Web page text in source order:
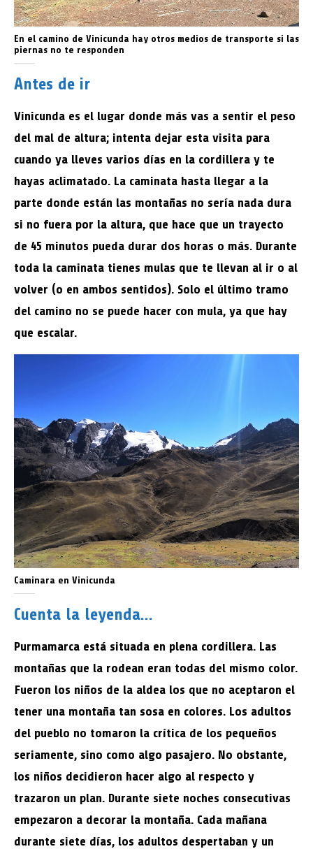
En el camino de Vinicunda hay otros medios de transporte si las
piernas no te responden
Antes de ir
Vinicunda es el lugar donde más vas a sentir el peso
del mal de altura; intenta dejar esta visita para
cuando ya lleves varios días en la cordillera y te
hayas aclimatado. La caminata hasta llegar a la
parte donde están las montañas no sería nada dura
si no fuera por la altura, que hace que un trayecto
de 45 minutos pueda durar dos horas o más. Durante
toda la caminata tienes mulas que te llevan al ir o al
volver (o en ambos sentidos). Solo el último tramo
del camino no se puede hacer con mula, ya que hay
que escalar.
Caminara en Vinicunda
Cuenta la leyenda…
Purmamarca está situada en plena cordillera. Las
montañas que la rodean eran todas del mismo color.
Fueron los niños de la aldea los que no aceptaron el
tener una montaña tan sosa en colores. Los adultos
del pueblo no tomaron la crítica de los pequeños
seriamente, sino como algo pasajero. No obstante,
los niños decidieron hacer algo al respecto y
trazaron un plan. Durante siete noches consecutivas
empezaron a decorar la montaña. Cada mañana
durante siete días, los adultos despertaban y un